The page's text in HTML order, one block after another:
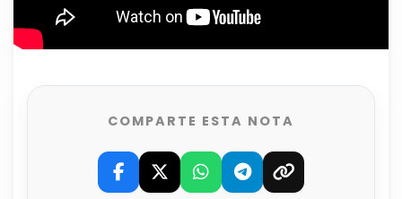
COMPARTE ESTA NOTA